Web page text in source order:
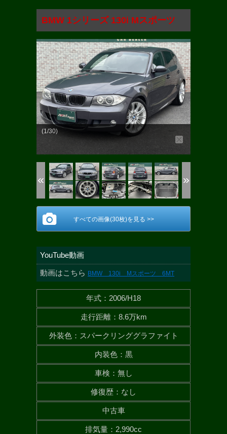
BMW 1シリーズ 130i Mスポーツ
(1/30)
すべての画像(30枚)を見る >>
YouTube動画
動画はこちら BMW 130i Mスポーツ 6MT
年式 ： 2006/H18
走行距離： 8.6万km
外装色： スパークリンググラファイト
内装色： 黒
車検 ： 無し
修復歴 ： なし
中古車
排気量 ： 2,990cc